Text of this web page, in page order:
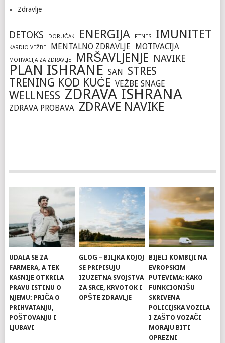
Zdravlje
DETOKS DORUČAK ENERGIJA FITNES IMUNITET
KARDIO VEŽBE MENTALNO ZDRAVLJE MOTIVACIJA
MOTIVACIJA ZA ZDRAVLJE MRŠAVLJENJE NAVIKE
PLAN ISHRANE SAN STRES
TRENING KOD KUĆE VEŽBE SNAGE
WELLNESS ZDRAVA ISHRANA
ZDRAVA PROBAVA ZDRAVE NAVIKE
UDALA SE ZA
FARMERA, A TEK
KASNIJE OTKRILA
PRAVU ISTINU O
NJEMU: PRIČA O
PRIHVATANJU,
POŠTOVANJU I
LJUBAVI
GLOG – BILJKA KOJOJ
SE PRIPISUJU
IZUZETNA SVOJSTVA
ZA SRCE, KRVOTOK I
OPŠTE ZDRAVLJE
BIJELI KOMBIJI NA
EVROPSKIM
PUTEVIMA: KAKO
FUNKCIONIŠU
SKRIVENA
POLICIJSKA VOZILA
I ZAŠTO VOZAČI
MORAJU BITI
OPREZNI